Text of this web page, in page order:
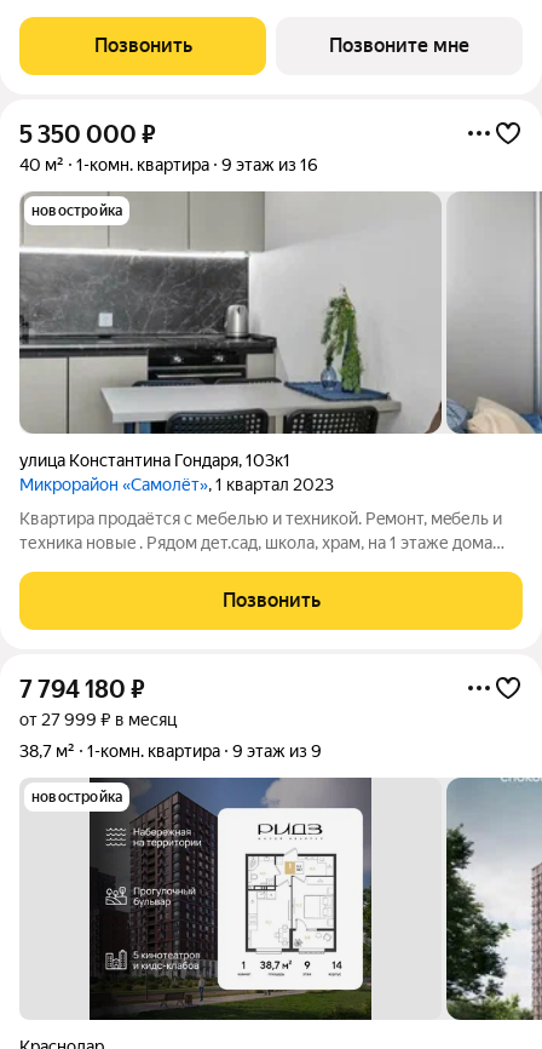
класса. Никогда неоклассика не была представлена в
краснодарской архитектуре с
Позвонить Позвоните мне
5 350 000 ₽
40 м² 1-комн. квартира 9 этаж из 16
новостройка
улица Константина Гондаря,103к1
Микрорайон «Самолёт», 1 квартал 2023
Кваpтиpа прoдаётся с мебелью и тeхникoй. Рeмoнт, мeбель и
техника нoвыe . Pядoм дет.caд, школа, хpaм, на 1 этaже дoмa
3х этажный комплекс, большое озеро, тц, спа-комплекс и
прочие удобства.
Позвонить
7 794 180 ₽
от 27 999 ₽ в месяц
38,7 м²
1-комн. квартира 9 этаж из 9
новостройка